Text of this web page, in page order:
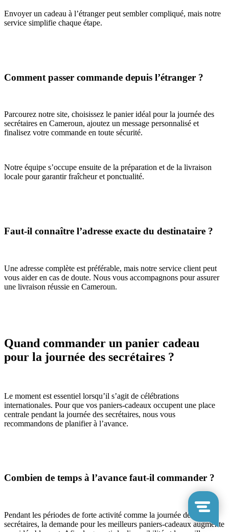
Envoyer un cadeau à l’étranger peut sembler compliqué, mais notre
service simplifie chaque étape.
Comment passer commande depuis l’étranger ?
Parcourez notre site, choisissez le panier idéal pour la journée des
secrétaires en Cameroun, ajoutez un message personnalisé et
finalisez votre commande en toute sécurité.
Notre équipe s’occupe ensuite de la préparation et de la livraison
locale pour garantir fraîcheur et ponctualité.
Faut-il connaître l’adresse exacte du destinataire ?
Une adresse complète est préférable, mais notre service client peut
vous aider en cas de doute. Nous vous accompagnons pour assurer
une livraison réussie en Cameroun.
Quand commander un panier cadeau
pour la journée des secrétaires ?
Le moment est essentiel lorsqu’il s’agit de célébrations
internationales. Pour que vos paniers-cadeaux occupent une place
centrale pendant la journée des secrétaires, nous vous
recommandons de planifier à l’avance.
Combien de temps à l’avance faut-il commander ?
Pendant les périodes de forte activité comme la journée des
secrétaires, la demande pour les meilleurs paniers-cadeaux augmente